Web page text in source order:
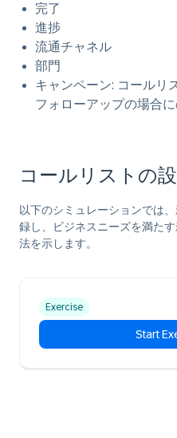
完了
進捗
流通チャネル
部門
キャンペーン: コールリ
フォローアップの場合に
コールリストの
以下のシミュレーションでは
録し、ビジネスニーズを満た
法を示します。
Exercise
Start